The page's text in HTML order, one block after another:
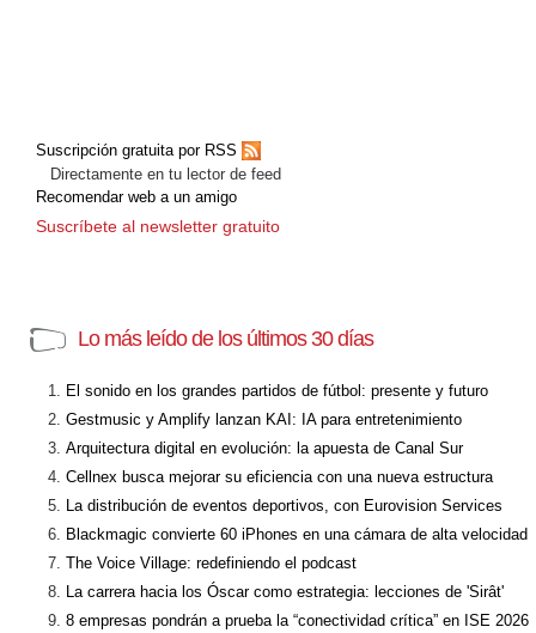
Suscripción gratuita por RSS
Directamente en tu lector de feed
Recomendar web a un amigo
Suscríbete al newsletter gratuito
Lo más leído de los últimos 30 días
El sonido en los grandes partidos de fútbol: presente y futuro
Gestmusic y Amplify lanzan KAI: IA para entretenimiento
Arquitectura digital en evolución: la apuesta de Canal Sur
Cellnex busca mejorar su eficiencia con una nueva estructura
La distribución de eventos deportivos, con Eurovision Services
Blackmagic convierte 60 iPhones en una cámara de alta velocidad
The Voice Village: redefiniendo el podcast
La carrera hacia los Óscar como estrategia: lecciones de 'Sirât'
8 empresas pondrán a prueba la “conectividad crítica” en ISE 2026